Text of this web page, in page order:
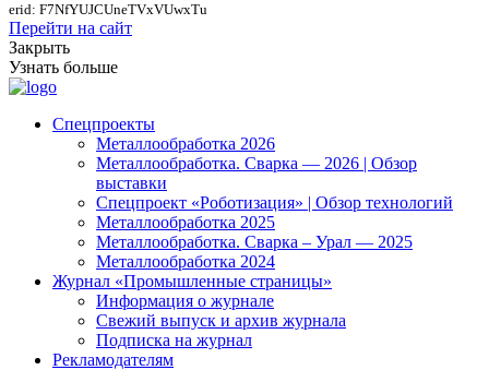
erid: F7NfYUJCUneTVxVUwxTu
Перейти на сайт
Закрыть
Узнать больше
Спецпроекты
Металлообработка 2026
Металлообработка. Сварка — 2026 | Обзор
выставки
Спецпроект «Роботизация» | Обзор технологий
Металлообработка 2025
Металлообработка. Сварка – Урал — 2025
Металлообработка 2024
Журнал «Промышленные страницы»
Информация о журнале
Свежий выпуск и архив журнала
Подписка на журнал
Рекламодателям